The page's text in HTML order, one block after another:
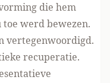
die hem
werd bewezen.
vertegenwoordigd.
recuperatie.